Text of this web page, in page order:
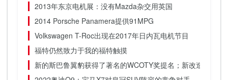
2013年东京电机展：没有Mazda杂交用英国
2014 Porsche Panamera提供91MPG
Volkswagen T-Roc出现在2017年日内瓦电机节目
福特仍然致力于我的福特触摸
新的斯巴鲁翼豹获得了著名的WCOTY奖提名；新改造的紧凑